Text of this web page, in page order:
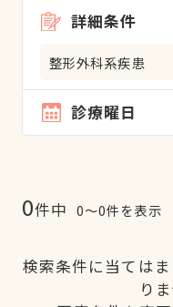
詳細条件
整形外科系疾患
診療曜日
0件中 0〜0件を表示
検索条件に当ては
り